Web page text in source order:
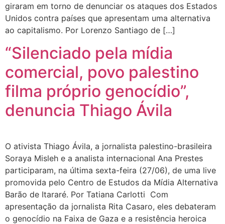
giraram em torno de denunciar os ataques dos Estados
Unidos contra países que apresentam uma alternativa
ao capitalismo. Por Lorenzo Santiago de […]
“Silenciado pela mídia
comercial, povo palestino
filma próprio genocídio”,
denuncia Thiago Ávila
O ativista Thiago Ávila, a jornalista palestino-brasileira
Soraya Misleh e a analista internacional Ana Prestes
participaram, na última sexta-feira (27/06), de uma live
promovida pelo Centro de Estudos da Mídia Alternativa
Barão de Itararé. Por Tatiana Carlotti Com
apresentação da jornalista Rita Casaro, eles debateram
o genocídio na Faixa de Gaza e a resistência heroica